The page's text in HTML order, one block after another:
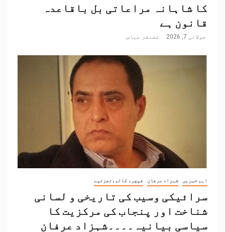
کا شاہانہ مراعاتی بل باقاعدہ
قانون ہے
جولائی 7, 2026 غضنفر عباس
اہم خبریں شہزاد عرفان فیچر، کالم،تجزئیے
سرائیکی وسیب کی تاریخی و لسانی
شناخت اور پنجاب کی مرکزیت کا
سیاسی بیانیہ۔۔۔۔شہزاد عرفان